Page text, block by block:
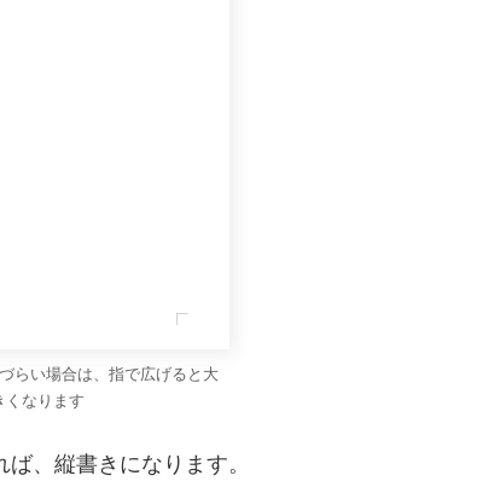
らい場合は、指で広げると大
くなります
、縦書きになります。